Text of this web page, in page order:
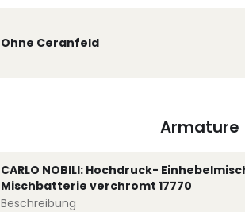
Ohne Ceranfeld
Armature
CARLO NOBILI: Hochdruck-
Mischbatterie verchromt 17770
Beschreibung